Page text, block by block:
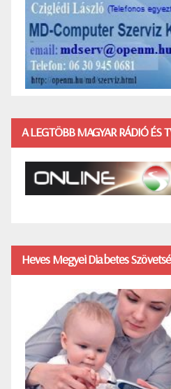
A LEGTÖBB MAGYAR RÁDIÓ ÉS
Heves Megyei Diabetes